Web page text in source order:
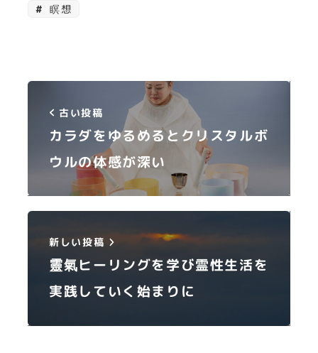
瞑想
古い投稿
カラダをゆるめるとクリスタルボ
ウルの体感が深い
新しい投稿
靈氣ヒーリングを学び霊性生活を
実践していく始まりに